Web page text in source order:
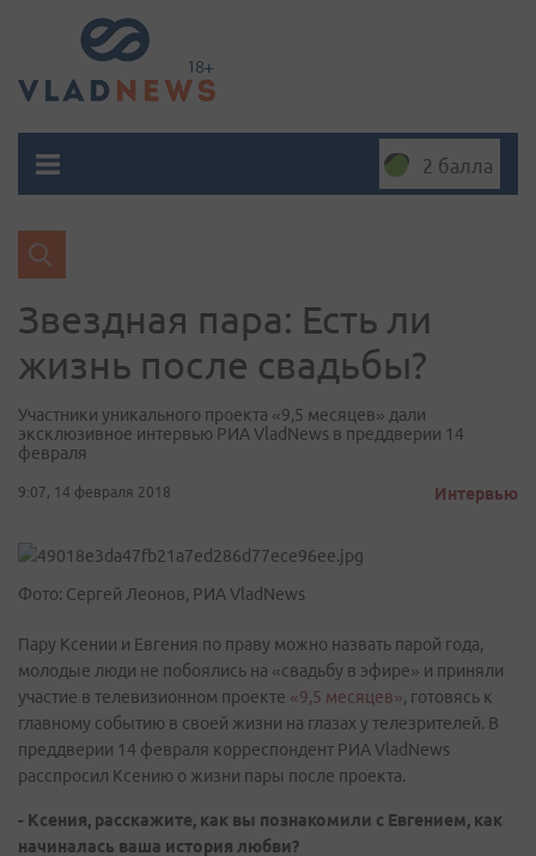
2 балла
Звездная пара: Есть ли
жизнь после свадьбы?
Участники уникального проекта «9,5 месяцев» дали
эксклюзивное интервью РИА VladNews в преддверии 14
февраля
9:07, 14 февраля 2018 Интервью
Фото: Сергей Леонов, РИА VladNews
Пару Ксении и Евгения по праву можно назвать парой года,
молодые люди не побоялись на «свадьбу в эфире» и приняли
участие в телевизионном проекте «9,5 месяцев», готовясь к
главному событию в своей жизни на глазах у телезрителей. В
преддверии 14 февраля корреспондент РИА VladNews
расспросил Ксению о жизни пары после проекта.
- Ксения, расскажите, как вы познакомили с Евгением, как
начиналась ваша история любви?